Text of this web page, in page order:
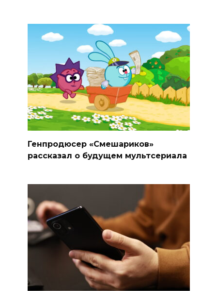
Генпродюсер «Смешариков»
рассказал о будущем мультсериала